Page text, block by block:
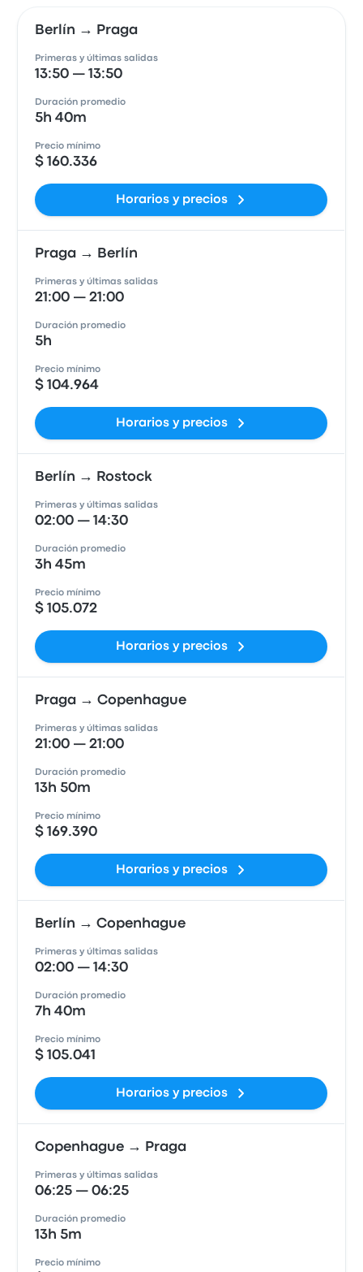
Berlín → Praga
Primeras y últimas salidas
13:50 — 13:50
Duración promedio
5h 40m
Precio mínimo
$ 160.336
Horarios y precios
Praga → Berlín
Primeras y últimas salidas
21:00 — 21:00
Duración promedio
5h
Precio mínimo
$ 104.964
Horarios y precios
Berlín → Rostock
Primeras y últimas salidas
02:00 — 14:30
Duración promedio
3h 45m
Precio mínimo
$ 105.072
Horarios y precios
Praga → Copenhague
Primeras y últimas salidas
21:00 — 21:00
Duración promedio
13h 50m
Precio mínimo
$ 169.390
Horarios y precios
Berlín → Copenhague
Primeras y últimas salidas
02:00 — 14:30
Duración promedio
7h 40m
Precio mínimo
$ 105.041
Horarios y precios
Copenhague → Praga
Primeras y últimas salidas
06:25 — 06:25
Duración promedio
13h 5m
Precio mínimo